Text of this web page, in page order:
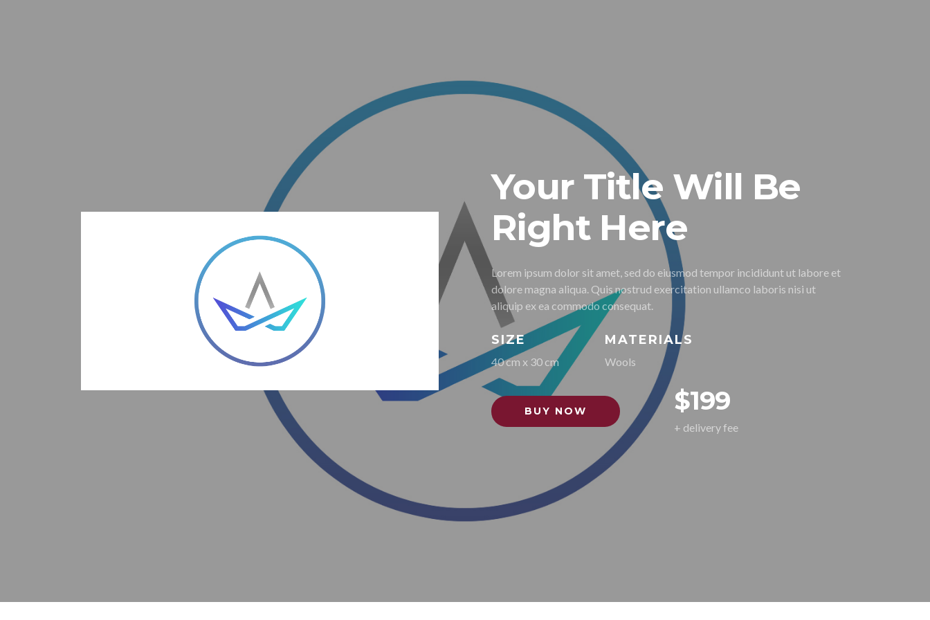
Your Title Will Be
Right Here
Lorem ipsum dolor sit amet, sed do eiusmod tempor incididunt ut labore et
dolore magna aliqua. Quis nostrud exercitation ullamco laboris nisi ut
aliquip ex ea commodo consequat.
SIZE
40 cm x 30 cm
MATERIALS
Wools
BUY NOW $199
+ delivery fee